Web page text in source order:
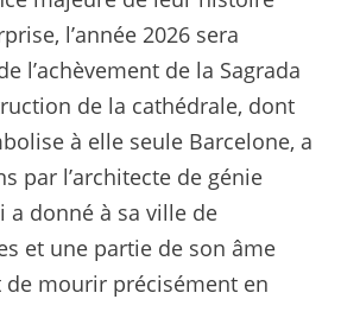
l’année 2026 sera
l’achèvement de la Sagrada
de la cathédrale, dont
à elle seule Barcelone, a
par l’architecte de génie
a donné à sa ville de
et une partie de son âme
de mourir précisément en